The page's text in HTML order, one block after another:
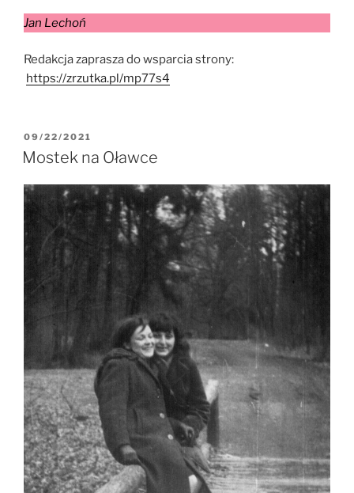
Jan Lechoń
Redakcja zaprasza do wsparcia strony:
https://zrzutka.pl/mp77s4
09/22/2021
Mostek na Oławce